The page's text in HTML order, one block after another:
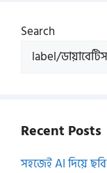
Search
Recent Posts
সহজেই AI দিয়ে